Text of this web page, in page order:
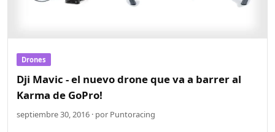
Drones
Dji Mavic - el nuevo drone que va a barrer al
Karma de GoPro!
septiembre 30, 2016 · por Puntoracing